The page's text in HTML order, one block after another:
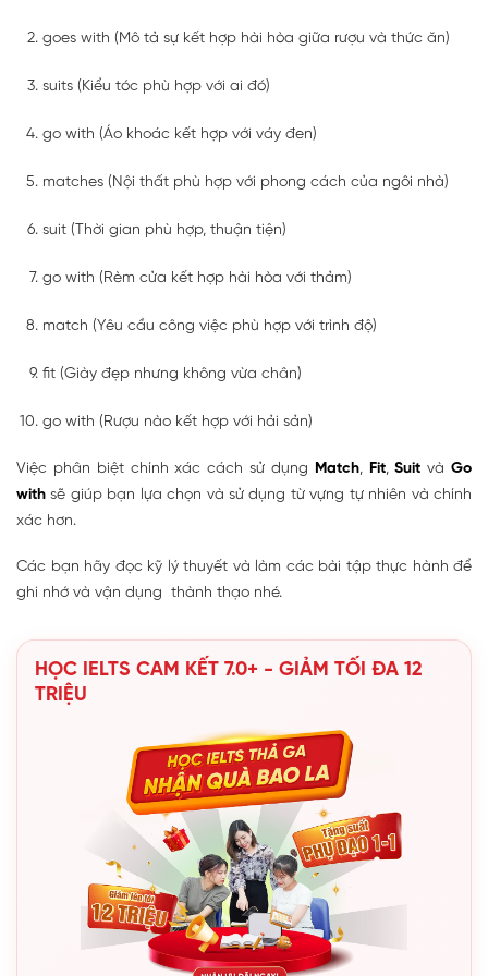
goes with (Mô tả sự kết hợp hài hòa giữa rượu và thức ăn)
suits (Kiểu tóc phù hợp với ai đó)
go with (Áo khoác kết hợp với váy đen)
matches (Nội thất phù hợp với phong cách của ngôi nhà)
suit (Thời gian phù hợp, thuận tiện)
go with (Rèm cửa kết hợp hài hòa với thảm)
match (Yêu cầu công việc phù hợp với trình độ)
fit (Giày đẹp nhưng không vừa chân)
go with (Rượu nào kết hợp với hải sản)
Việc phân biệt chính xác cách sử dụng Match, Fit,Suit vàGo
with sẽ giúp bạn lựa chọn và sử dụng từ vựng tự nhiên và chính
xác hơn.
Các bạn hãy đọc kỹ lý thuyết và làm các bài tập thực hành để
ghi nhớ và vận dụng thành thạo nhé.
HỌC IELTS CAM KẾT 7.0+ - GIẢM TỐI ĐA 12
TRIỆU